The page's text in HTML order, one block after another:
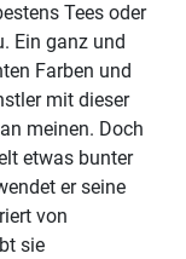
Tees oder
Ein ganz und
Farben und
mit dieser
meinen. Doch
etwas bunter
er seine
von
sie